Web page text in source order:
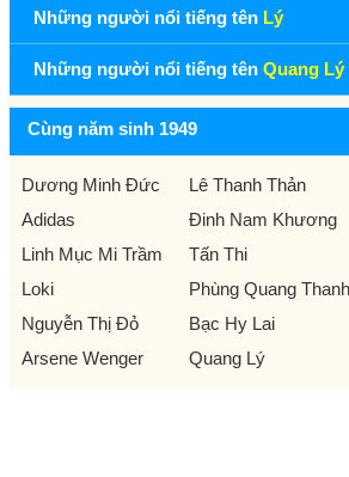
Những người nổi tiếng tên Lý
Những người nổi tiếng tên Quang Lý
Cùng năm sinh 1949
Dương Minh Đức
Lê Thanh Thản
Adidas
Đinh Nam Khương
Linh Mục Mi Trầm
Tấn Thi
Loki
Phùng Quang Thanh
Nguyễn Thị Đỏ
Bạc Hy Lai
Arsene Wenger
Quang Lý